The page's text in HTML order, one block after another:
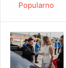
Popularno